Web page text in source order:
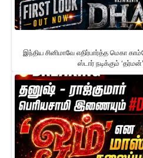
இந்திய சினிமாவே எதிர்பார்த்த மெகா
ஸ்டார் நடிக்கும்